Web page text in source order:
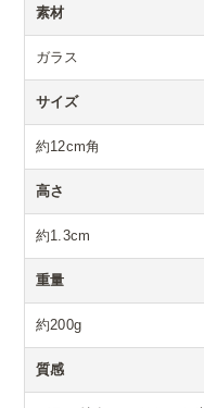
素材
ガラス
サイズ
約12cm角
高さ
約1.3cm
重量
約200g
質感